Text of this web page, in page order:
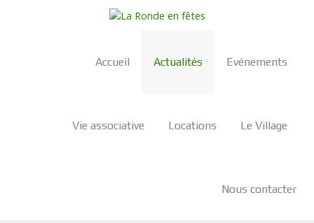
Accueil Actualités Evénements
Vie associative Locations Le Village
Nous contacter